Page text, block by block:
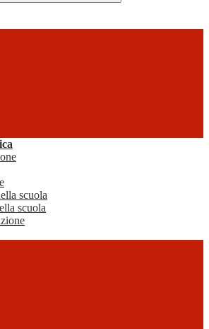
scuola
scuola